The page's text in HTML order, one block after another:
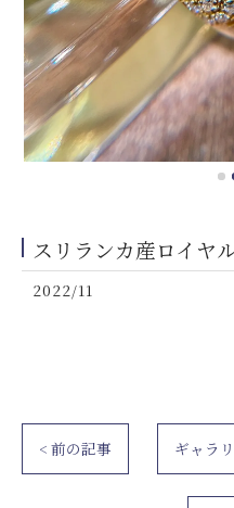
スリランカ産ロイヤ
2022/11
< 前の記事 ギャラ